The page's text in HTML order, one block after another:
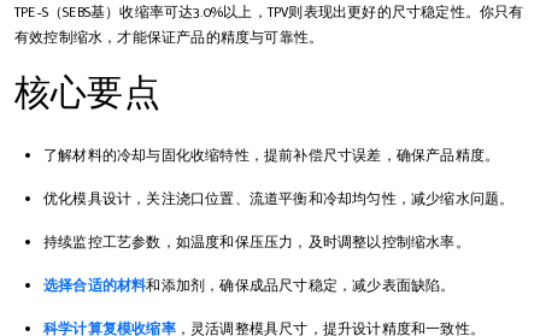
TPE-S（SEBS基）收缩率可达3.0%以上，TPV则表现出更好的尺寸稳定性。你只有
有效控制缩水，才能保证产品的精度与可靠性。
核心要点
了解材料的冷却与固化收缩特性，提前补偿尺寸误差，确保产品精度。
优化模具设计，关注浇口位置、流道平衡和冷却均匀性，减少缩水问题。
持续监控工艺参数，如温度和保压压力，及时调整以控制缩水率。
选择合适的材料和添加剂，确保成品尺寸稳定，减少表面缺陷。
科学计算复模收缩率，灵活调整模具尺寸，提升设计精度和一致性。